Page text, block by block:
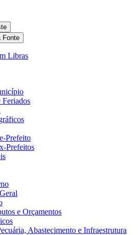
Fonte
Libras
Feriados
Prefeito
Prefeitos
e Orçamentos
Abastecimento e Infraestrutura